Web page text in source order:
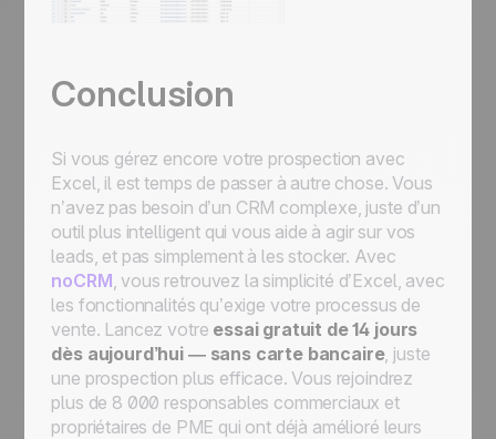
Conclusion
Si vous gérez encore votre prospection avec
Excel, il est temps de passer à autre chose. Vous
n’avez pas besoin d’un CRM complexe, juste d’un
outil plus intelligent qui vous aide à agir sur vos
leads, et pas simplement à les stocker. Avec
noCRM, vous retrouvez la simplicité d’Excel, avec
les fonctionnalités qu’exige votre processus de
vente. Lancez votre essai gratuit de 14 jours
dès aujourd’hui — sans carte bancaire, juste
une prospection plus efficace. Vous rejoindrez
plus de 8 000 responsables commerciaux et
propriétaires de PME qui ont déjà amélioré leurs